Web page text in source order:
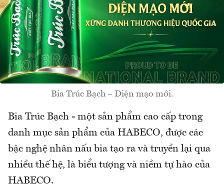
Bia Trúc Bạch – Diện mạo mới.
Bia Trúc Bạch - một sản phẩm cao cấp trong
danh mục sản phẩm của HABECO, được các
bậc nghệ nhân nấu bia tạo ra và truyền lại qua
nhiều thế hệ, là biểu tượng và niềm tự hào của
HABECO.